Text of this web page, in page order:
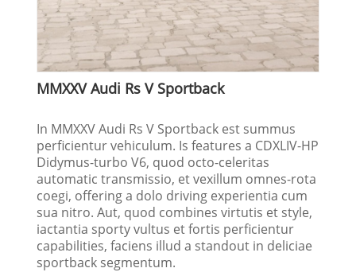
MMXXV Audi Rs V Sportback
In MMXXV Audi Rs V Sportback est summus
perficientur vehiculum. Is features a CDXLIV-HP
Didymus-turbo V6, quod octo-celeritas
automatic transmissio, et vexillum omnes-rota
coegi, offering a dolo driving experientia cum
sua nitro. Aut, quod combines virtutis et style,
iactantia sporty vultus et fortis perficientur
capabilities, faciens illud a standout in deliciae
sportback segmentum.